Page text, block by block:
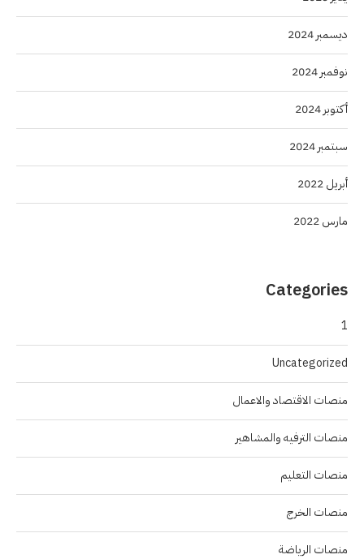
ديسمبر 2024
نوفمبر 2024
أكتوبر 2024
سبتمبر 2024
أبريل 2022
مارس 2022
Categories
1
Uncategorized
منصات الاقتصاد والاعمال
منصات الترفيه والمشاهير
منصات التعليم
منصات الخرج
منصات الرياضة